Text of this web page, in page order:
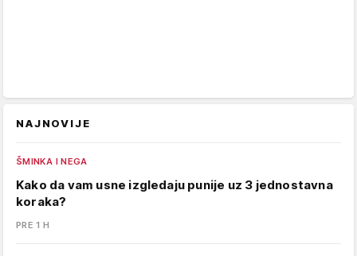
NAJNOVIJE
ŠMINKA I NEGA
Kako da vam usne izgledaju punije uz 3 jednostavna
koraka?
PRE 1 H